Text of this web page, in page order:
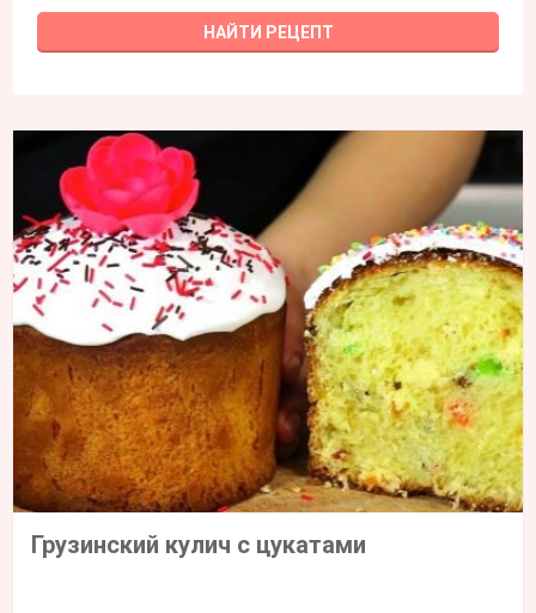
Грузинский кулич с цукатами